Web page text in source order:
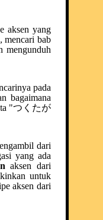
aksen yang
mencari bab
mengunduh
pada
bagaimana
"つくたが
dari
yang ada
aksen dari
untuk
aksen dari